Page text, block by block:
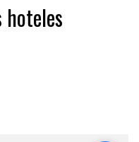
hoteles